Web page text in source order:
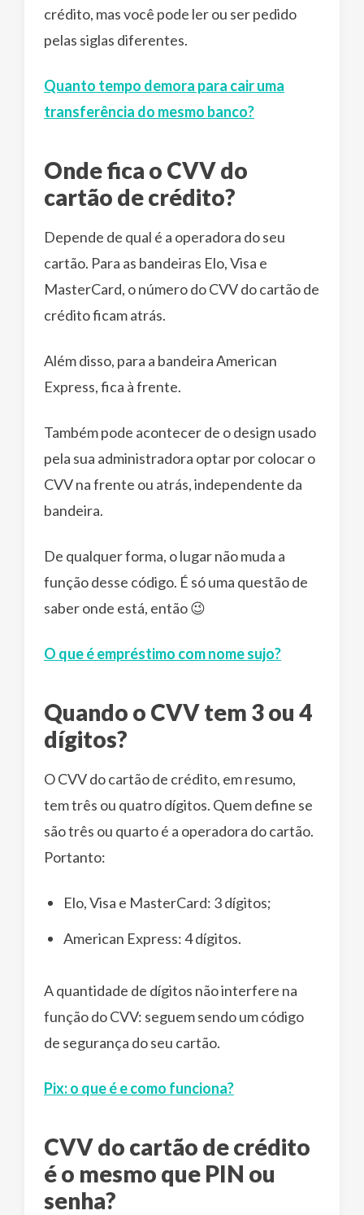
crédito, mas você pode ler ou ser pedido
pelas siglas diferentes.
Quanto tempo demora para cair uma
transferência do mesmo banco?
Onde fica o CVV do
cartão de crédito?
Depende de qual é a operadora do seu
cartão. Para as bandeiras Elo, Visa e
MasterCard, o número do CVV do cartão de
crédito ficam atrás.
Além disso, para a bandeira American
Express, fica à frente.
Também pode acontecer de o design usado
pela sua administradora optar por colocar o
CVV na frente ou atrás, independente da
bandeira.
De qualquer forma, o lugar não muda a
função desse código. É só uma questão de
saber onde está, então 😉
O que é empréstimo com nome sujo?
Quando o CVV tem 3 ou 4
dígitos?
O CVV do cartão de crédito, em resumo,
tem três ou quatro dígitos. Quem define se
são três ou quarto é a operadora do cartão.
Portanto:
Elo, Visa e MasterCard: 3 dígitos;
American Express: 4 dígitos.
A quantidade de dígitos não interfere na
função do CVV: seguem sendo um código
de segurança do seu cartão.
Pix: o que é e como funciona?
CVV do cartão de crédito
é o mesmo que PIN ou
senha?